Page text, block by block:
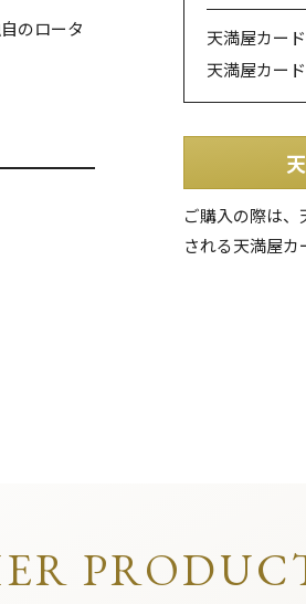
のロータ
天満屋カード
天満屋カー
ご購入の際は
される天満屋カ